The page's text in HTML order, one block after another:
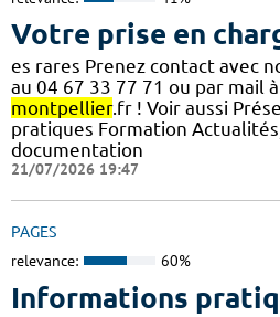
Votre prise en
es rares Prenez contact avec
au 04 67 33 77 71 ou par mail
montpellier.fr ! Voir aussi
pratiques Formation
documentation
21/07/2026 19:47
PAGES
relevance: 60%
Informations